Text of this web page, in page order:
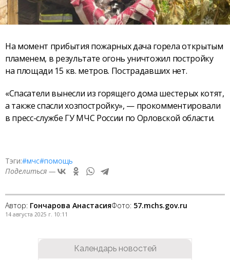
На момент прибытия пожарных дача горела открытым
пламенем, в результате огонь уничтожил постройку
на площади 15 кв. метров. Пострадавших нет.
«Спасатели вынесли из горящего дома шестерых котят,
а также спасли хозпостройку», — прокомментировали
в пресс-службе ГУ МЧС России по Орловской области.
Тэги:#мчс#помощь
Поделиться —
Автор: Гончарова АнастасияФото: 57.mchs.gov.ru
14 августа 2025 г. 10:11
Календарь новостей